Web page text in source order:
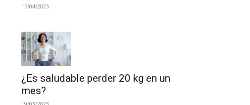
15/04/2025
¿Es saludable perder 20 kg en un
mes?